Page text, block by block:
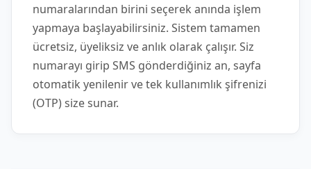
numaralarından birini seçerek anında işlem
yapmaya başlayabilirsiniz. Sistem tamamen
ücretsiz, üyeliksiz ve anlık olarak çalışır. Siz
numarayı girip SMS gönderdiğiniz an, sayfa
otomatik yenilenir ve tek kullanımlık şifrenizi
(OTP) size sunar.